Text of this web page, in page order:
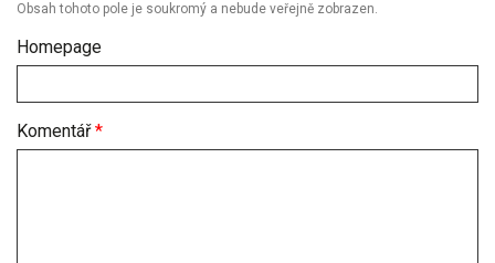
Obsah tohoto pole je soukromý a nebude veřejně zobrazen.
Homepage
Komentář*